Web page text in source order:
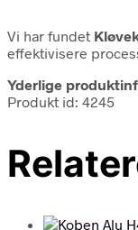
Vi har fundet
effektivisere
Yderlige
Produkt id: 4245